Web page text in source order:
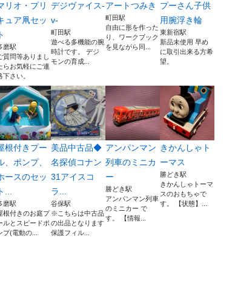
リオ・プリ
ュア凧セッ
ト
磨駅
質問等ありまし
らお気軽にご連
下さい。
デジヴァイス-
v-
町田駅
遊べる多機能の腕
時計です。 デジ
モンの育成...
アートつみき
町田駅
自由に形を作った
り、ワークブック
を見ながら同...
プーさん子供
用腕浮き輪
東新宿駅
新品未使用 早め
に取引出来る方希
望。
根付きプー
、ポンプ、
ースのセッ
ト...
磨駅
根付きのお庭プ
ルとスピードポ
プ(電動の...
美品中古品◆
名探偵コナン
31アイスコ
ラ...
谷保駅
※こちらは中古品
の出品となります
保護フィル...
アンパンマン
列車のミニカ
ー
勝どき駅
アンパンマン列車
のミニカー で
す。 【情報...
きかんしゃト
ーマス
勝どき駅
きかんしゃトーマ
スのおもちゃで
す。 【状態】...